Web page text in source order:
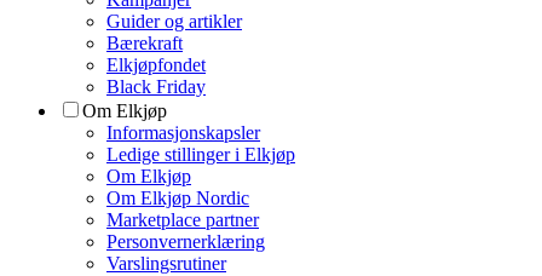
Guider og artikler
Bærekraft
Elkjøpfondet
Black Friday
Om Elkjøp
Informasjonskapsler
Ledige stillinger i Elkjøp
Om Elkjøp
Om Elkjøp Nordic
Marketplace partner
Personvernerklæring
Varslingsrutiner